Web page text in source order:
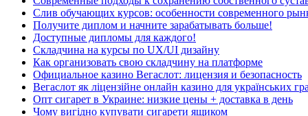
Слив обучающих курсов: особенности современного
Получите диплом и начните зарабатывать больше!
Доступные дипломы для каждого!
Складчина на курсы по UX/UI дизайну
Как организовать свою складчину на платформе
Официальное казино Вегаслот: лицензия и безопасность
Вегаслот як ліцензійне онлайн казино для українських
Опт сигарет в Украине: низкие цены + доставка в день
Чому вигідно купувати сигарети ящиком